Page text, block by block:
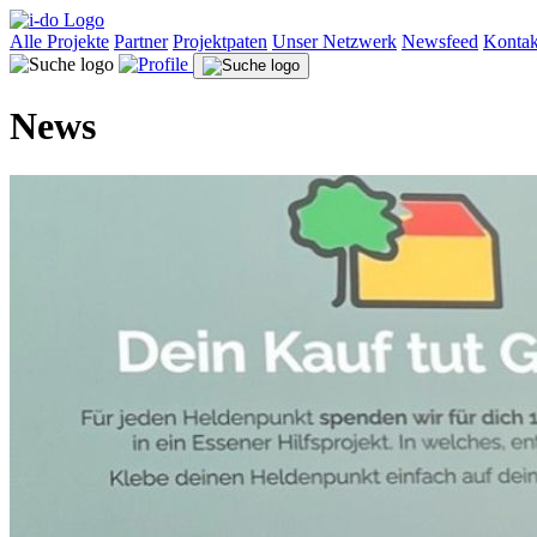
Alle Projekte Partner Projektpaten Unser Netzwerk Newsfeed
News